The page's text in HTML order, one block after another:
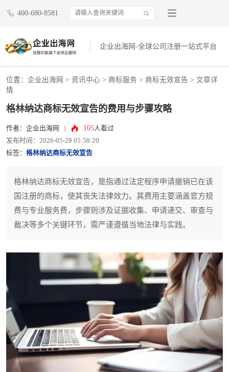
400-680-8581
企业出海网-全球公司注册一站式平台
位置： 企业出海网 > 资讯中心 > 商标服务 > 商标无效宣告 > 文章详
情
格林纳达商标无效宣告的费用与步骤攻略
作者：企业出海网 105人看过
发布时间：2026-05-28 05:58:20
标签： 格林纳达商标无效宣告
格林纳达商标无效宣告，是指通过法定程序申请撤销已在该
国注册的商标，使其丧失法律效力。其费用主要涵盖官方规
费与专业服务费，步骤则涉及证据收集、申请递交、审查与
裁决等多个关键环节，需严谨遵循当地法律与实践。